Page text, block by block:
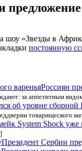
предложение
шоу «Звезды в
постоянную
Россиян
за аппетитным
товарищеского
System Shock уже
Президент Сербии